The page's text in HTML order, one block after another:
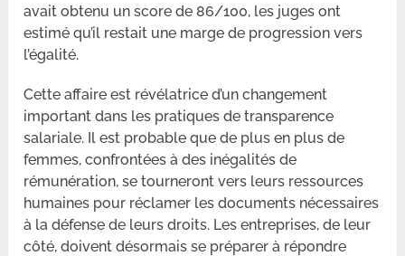
avait obtenu un score de 86/100, les juges ont
estimé qu’il restait une marge de progression vers
l’égalité.
Cette affaire est révélatrice d’un changement
important dans les pratiques de transparence
salariale. Il est probable que de plus en plus de
femmes, confrontées à des inégalités de
rémunération, se tourneront vers leurs ressources
humaines pour réclamer les documents nécessaires
à la défense de leurs droits. Les entreprises, de leur
côté, doivent désormais se préparer à répondre